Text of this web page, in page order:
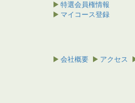
特選会員権情報
マイコース登録
会社概要 アクセス